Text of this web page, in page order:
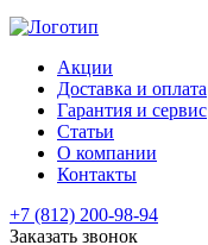
Акции
Доставка и оплата
Гарантия и сервис
Статьи
О компании
Контакты
+7 (812) 200-98-94
Заказать звонок